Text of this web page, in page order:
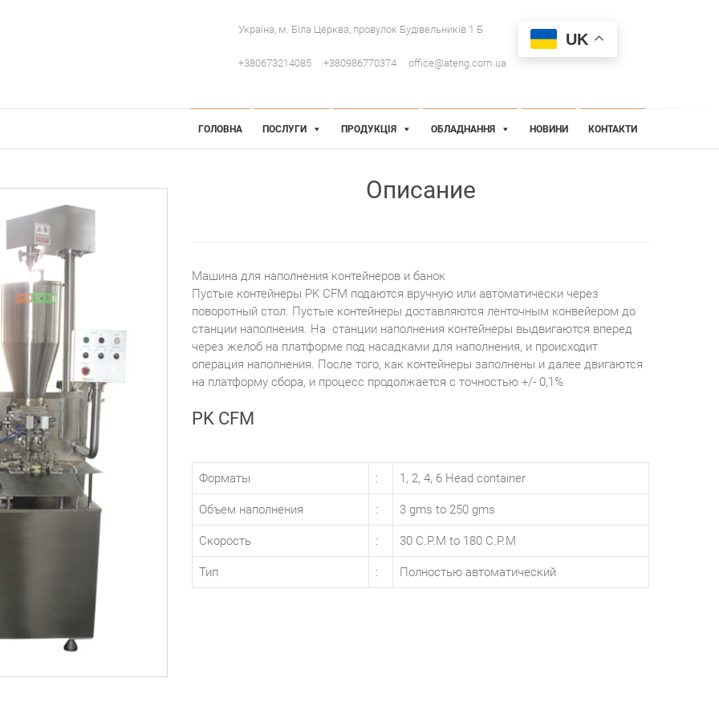
UK
Україна, м. Біла Церква, провулок Будівельників 1 Б
+380673214085 +380986770374 office@ateng.com.ua
ГОЛОВНА ПОСЛУГИ ПРОДУКЦІЯ ОБЛАДНАННЯ НОВИНИ КОНТАКТИ
Описание
Машина для наполнения контейнеров и банок
Пустые контейнеры PK CFM подаются вручную или автоматически через
поворотный стол. Пустые контейнеры доставляются ленточным конвейером до
станции наполнения. На станции наполнения контейнеры выдвигаются вперед
через желоб на платформе под насадками для наполнения, и происходит
операция наполнения. После того, как контейнеры заполнены и далее двигаются
на платформу сбора, и процесс продолжается с точностью +/- 0,1%
PK CFM
Форматы : 1, 2, 4, 6 Head container
Объем наполнения : 3 gms to 250 gms
Скорость : 30 C.P.M to 180 C.P.M
Тип : Полностью автоматический